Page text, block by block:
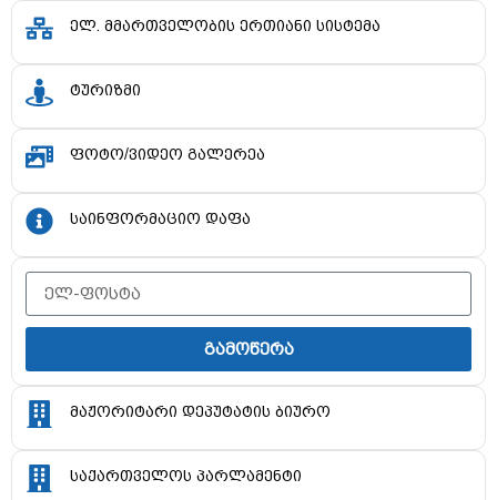
ელ. მმართველობის ერთიანი სისტემა
ტურიზმი
ფოტო/ვიდეო გალერეა
საინფორმაციო დაფა
გამოწერა
მაჟორიტარი დეპუტატის ბიურო
საქართველოს პარლამენტი